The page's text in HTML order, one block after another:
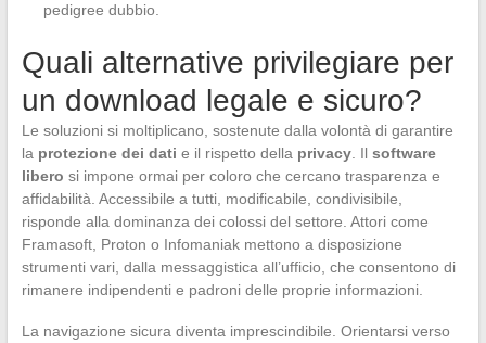
pedigree dubbio.
Quali alternative privilegiare per
un download legale e sicuro?
Le soluzioni si moltiplicano, sostenute dalla volontà di garantire
la protezione dei dati e il rispetto della privacy. Il software
libero si impone ormai per coloro che cercano trasparenza e
affidabilità. Accessibile a tutti, modificabile, condivisibile,
risponde alla dominanza dei colossi del settore. Attori come
Framasoft, Proton o Infomaniak mettono a disposizione
strumenti vari, dalla messaggistica all’ufficio, che consentono di
rimanere indipendenti e padroni delle proprie informazioni.
La navigazione sicura diventa imprescindibile. Orientarsi verso